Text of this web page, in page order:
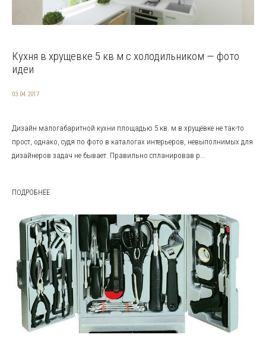
Кухня в хрущевке 5 кв м с холодильником — фото
идеи
03.04.2017
Дизайн малогабаритной кухни площадью 5 кв. м в хрущёвке не так-то
прост, однако, судя по фото в каталогах интерьеров, невыполнимых для
дизайнеров задач не бывает. Правильно спланировав р...
ПОДРОБНЕЕ